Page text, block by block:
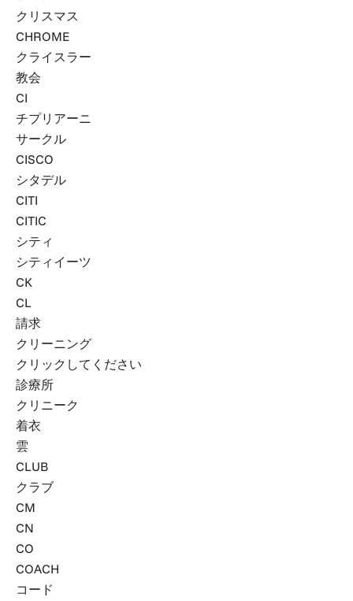
クリスマス
CHROME
クライスラー
教会
CI
チプリアーニ
サークル
CISCO
シタデル
CITI
CITIC
シティ
シティイーツ
CK
CL
請求
クリーニング
クリックしてください
診療所
クリニーク
着衣
雲
CLUB
クラブ
CM
CN
CO
COACH
コード